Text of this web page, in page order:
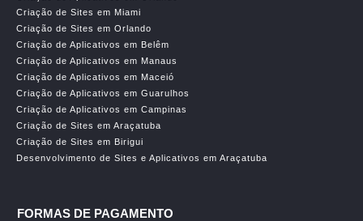
Criação de Sites em Miami
Criação de Sites em Orlando
Criação de Aplicativos em Belêm
Criação de Aplicativos em Manaus
Criação de Aplicativos em Maceió
Criação de Aplicativos em Guarulhos
Criação de Aplicativos em Campinas
Criação de Sites em Araçatuba
Criação de Sites em Birigui
Desenvolvimento de Sites e Aplicativos em Araçatuba
FORMAS DE PAGAMENTO